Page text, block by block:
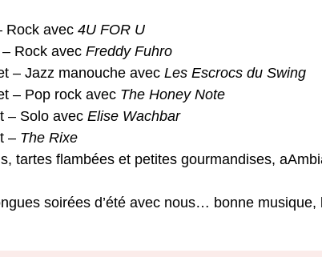
Rock avec 4U FOR U
Rock avec Freddy Fuhro
– Jazz manouche avec Les Escrocs du Swing
– Pop rock avec The Honey Note
– Solo avec Elise Wachbar
– The Rixe
tartes flambées et petites gourmandises,
soirées d’été avec nous… bonne